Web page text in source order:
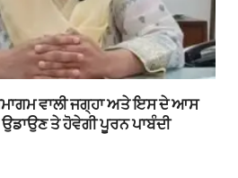
ਵਾਲੀ ਜਗ੍ਹਾ ਅਤੇ ਇਸ ਦੇ ਆਸ
ਤੇ ਹੋਵੇਗੀ ਪੂਰਨ ਪਾਬੰਦੀ